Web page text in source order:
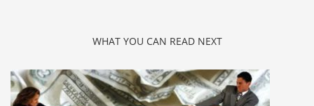
WHAT YOU CAN READ NEXT